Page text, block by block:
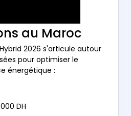
au Maroc
2026 s'articule autour
pour optimiser le
énergétique :
DH